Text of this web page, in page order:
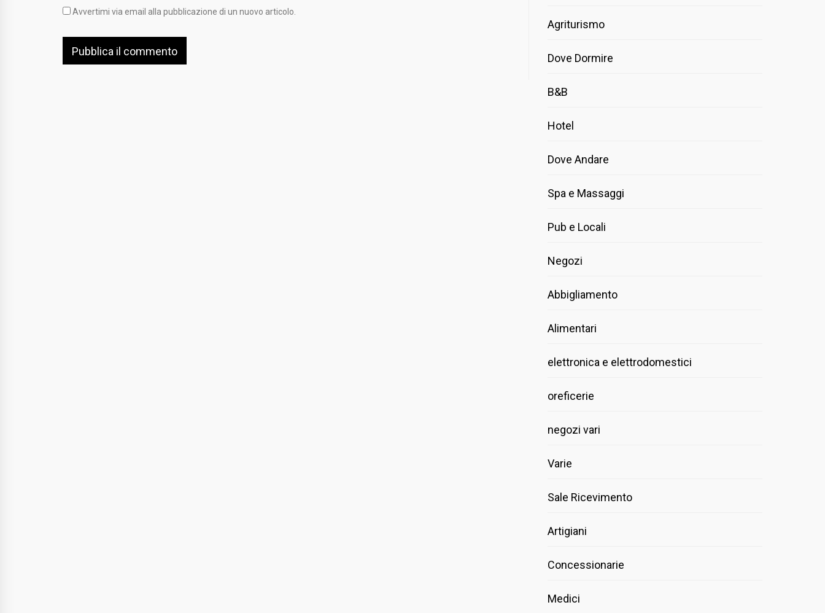
Avvertimi via email alla pubblicazione di un nuovo articolo.
Agriturismo
Dove Dormire
B&B
Hotel
Dove Andare
Spa e Massaggi
Pub e Locali
Negozi
Abbigliamento
Alimentari
elettronica e elettrodomestici
oreficerie
negozi vari
Varie
Sale Ricevimento
Artigiani
Concessionarie
Medici